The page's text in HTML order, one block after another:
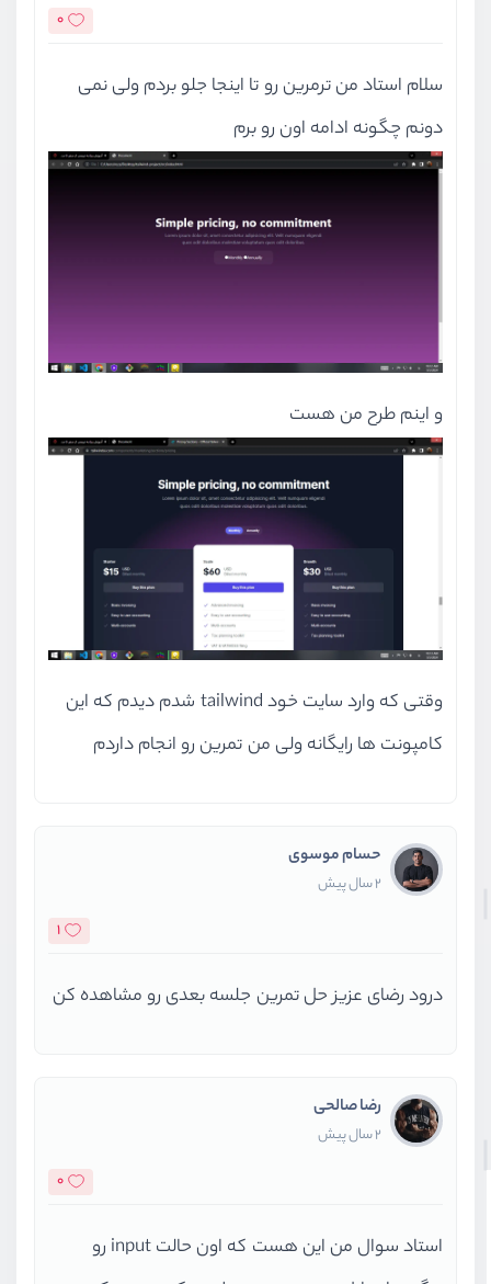
0
سلام استاد من ترمرین رو تا اینجا جلو بردم ولی نمی
دونم چگونه ادامه اون رو برم
و اینم طرح من هست
وقتی که وارد سایت خود tailwind شدم دیدم که این
کامپونت ها رایگانه ولی من تمرین رو انجام داردم
حسام موسوی
2 سال پیش
1
درود رضای عزیز حل تمرین جلسه بعدی رو مشاهده کن
رضا صالحی
2 سال پیش
0
استاد سوال من این هست که اون حالت input رو